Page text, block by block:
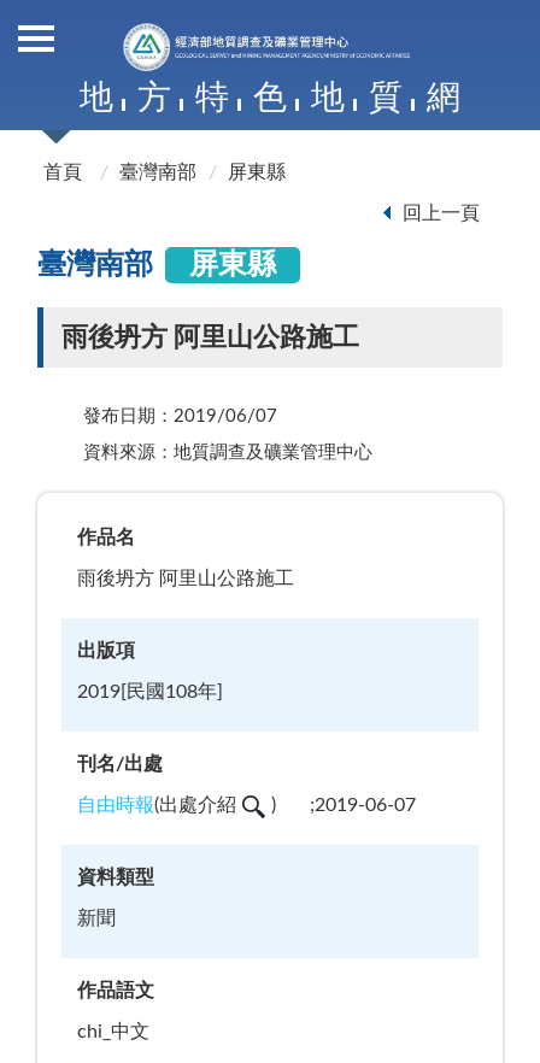
地 方 特 色 地 質 網
首頁 臺灣南部 屏東縣
回上一頁
臺灣南部 屏東縣
雨後坍方 阿里山公路施工
發布日期：2019/06/07
資料來源：地質調查及礦業管理中心
作品名
雨後坍方 阿里山公路施工
出版項
2019[民國108年]
刊名/出處
自由時報(出處介紹 ) ;2019-06-07
資料類型
新聞
作品語文
chi_中文